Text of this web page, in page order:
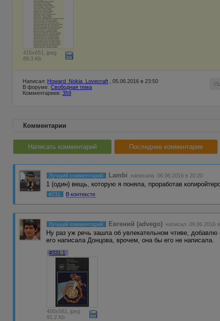
415x651, jpeg
89.3 Kb
Написал: Howard_Nokia_Lovecraft , 05.06.2016 в 23:50
В форуме: Свободная тема
Комментариев: 359
Комментарии
Написать комментарий Последние комментарии
Лучший комментарий Lambi написала 06.06.2016 в 20:20
1 (один) вещь, которую я поняла, проработав
#231 В контексте
Лучший комментарий Евгений (advego) написал 09.06.2016
Ну раз уж речь зашла об увлекательном чтиве,
его написала Донцова, врочем, она бы его не написала.
#331.1
400x581, jpeg
91.2 Kb